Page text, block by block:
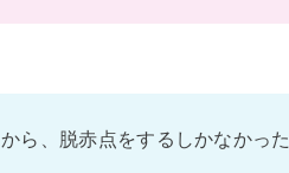
ら、脱赤点をするしかなかった